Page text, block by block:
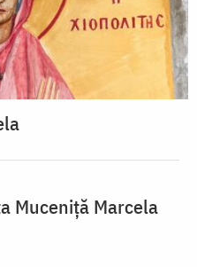
Muceniță Marcela